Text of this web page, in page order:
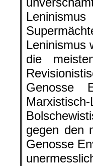
Leninismus
die
Genosse
gegen den
Genosse